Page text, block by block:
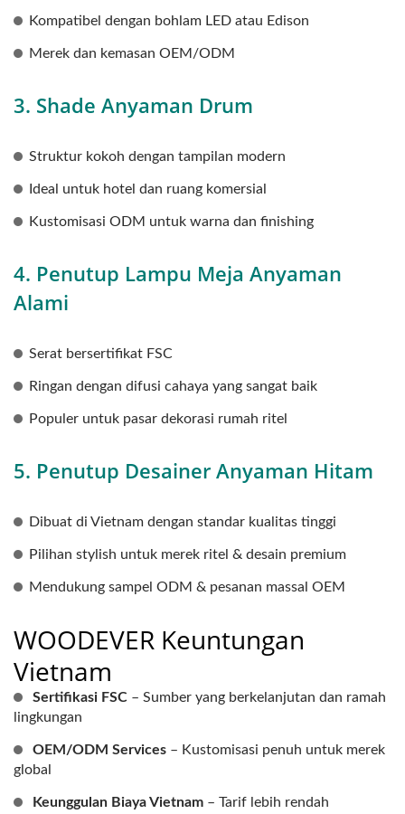
Kompatibel dengan bohlam LED atau Edison
Merek dan kemasan OEM/ODM
3. Shade Anyaman Drum
Struktur kokoh dengan tampilan modern
Ideal untuk hotel dan ruang komersial
Kustomisasi ODM untuk warna dan finishing
4. Penutup Lampu Meja Anyaman
Alami
Serat bersertifikat FSC
Ringan dengan difusi cahaya yang sangat baik
Populer untuk pasar dekorasi rumah ritel
5. Penutup Desainer Anyaman Hitam
Dibuat di Vietnam dengan standar kualitas tinggi
Pilihan stylish untuk merek ritel & desain premium
Mendukung sampel ODM & pesanan massal OEM
WOODEVER Keuntungan
Vietnam
Sertifikasi FSC – Sumber yang berkelanjutan dan ramah
lingkungan
OEM/ODM Services – Kustomisasi penuh untuk merek
global
Keunggulan Biaya Vietnam – Tarif lebih rendah